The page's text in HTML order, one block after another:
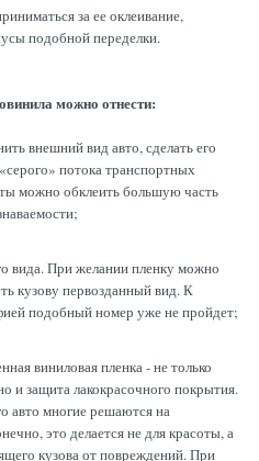
за ее оклеивание,
подобной переделки.
можно отнести:
внешний вид авто, сделать его
потока транспортных
можно обклеить большую часть
вида. При желании пленку можно
кузову первозданный вид. К
подобный номер уже не пройдет;
виниловая пленка - не только
и защита лакокрасочного покрытия.
авто многие решаются на
это делается не для красоты, а
кузова от повреждений. При